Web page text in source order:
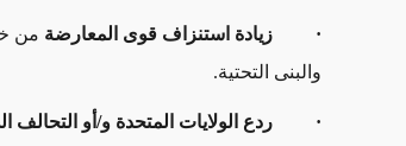
· زيادة استنزاف قوى المعارضة من
والبنى التحتية.
· ردع الولايات المتحدة و/أو التحالف